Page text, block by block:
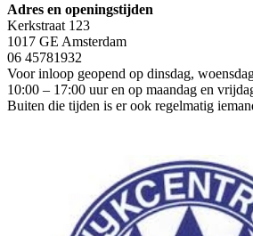
Adres en openingstijden
Kerkstraat 123
1017 GE Amsterdam
06 45781932
Voor inloop geopend op dinsdag,
10:00 – 17:00 uur en op maandag en
Buiten die tijden is er ook regelmatig